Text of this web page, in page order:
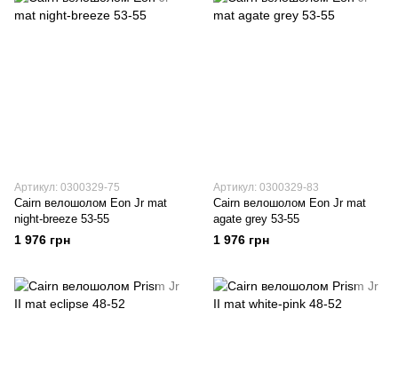
Артикул: 0300329-75
Cairn велошолом Eon Jr mat
night-breeze 53-55
1 976 грн
Артикул: 0300329-83
Cairn велошолом Eon Jr mat
agate grey 53-55
1 976 грн